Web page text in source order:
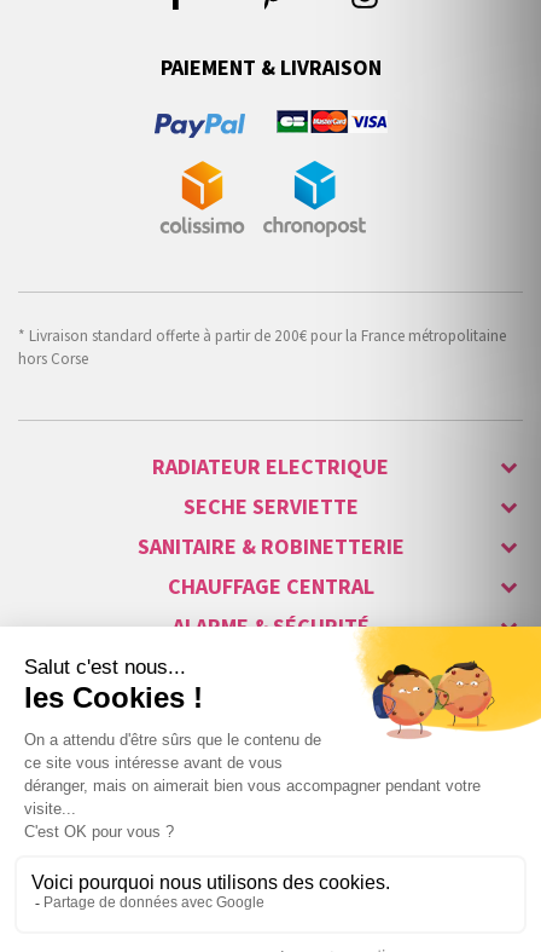
PAIEMENT & LIVRAISON
* Livraison standard offerte à partir de 200€ pour la France métropolitaine
hors Corse
RADIATEUR ELECTRIQUE
SECHE SERVIETTE
SANITAIRE & ROBINETTERIE
CHAUFFAGE CENTRAL
ALARME & SÉCURITÉ
MAISON CONNECTÉE
VISIOPHONE & INTERPHONE
LUMINAIRES & ECLAIRAGE
NOS GAMMES STARS
Copyright © 2007-2026 Vita habitat - Tous droits réservés.